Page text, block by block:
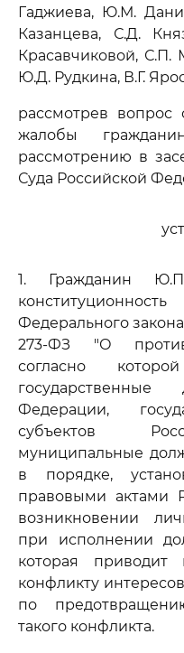
Гаджиева, Ю.М.
Казанцева, С.Д.
Красавчиковой, С.П.
Ю.Д. Рудкина, В.Г.
рассмотрев
жалобы
рассмотрению в
Суда Российской
1. Гражданин
конституционность
Федерального
273-ФЗ "О
согласно
государственные
Федерации,
субъектов
муниципальные
в порядке,
правовыми актами
возникновении
при исполнении
которая
конфликту
по
такого конфликта.